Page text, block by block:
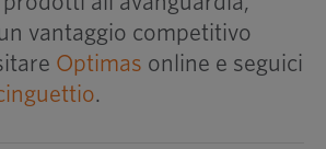
vantaggio competitivo
Optimas online e seguici
.